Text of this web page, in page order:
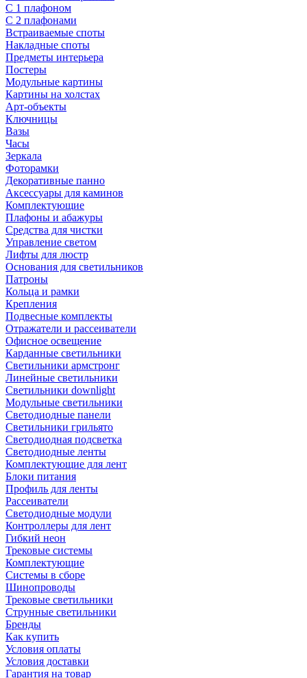
С 1 плафоном
С 2 плафонами
Встраиваемые споты
Накладные споты
Предметы интерьера
Постеры
Модульные картины
Картины на холстах
Арт-объекты
Ключницы
Вазы
Часы
Зеркала
Фоторамки
Декоративные панно
Аксессуары для каминов
Комплектующие
Плафоны и абажуры
Средства для чистки
Управление светом
Лифты для люстр
Основания для светильников
Патроны
Кольца и рамки
Крепления
Подвесные комплекты
Отражатели и рассеиватели
Офисное освещение
Карданные светильники
Светильники армстронг
Линейные светильники
Светильники downlight
Модульные светильники
Светодиодные панели
Светильники грильято
Светодиодная подсветка
Светодиодные ленты
Комплектующие для лент
Блоки питания
Профиль для ленты
Рассеиватели
Светодиодные модули
Контроллеры для лент
Гибкий неон
Трековые системы
Комплектующие
Системы в сборе
Шинопроводы
Трековые светильники
Струнные светильники
Бренды
Как купить
Условия оплаты
Условия доставки
Гарантия на товар